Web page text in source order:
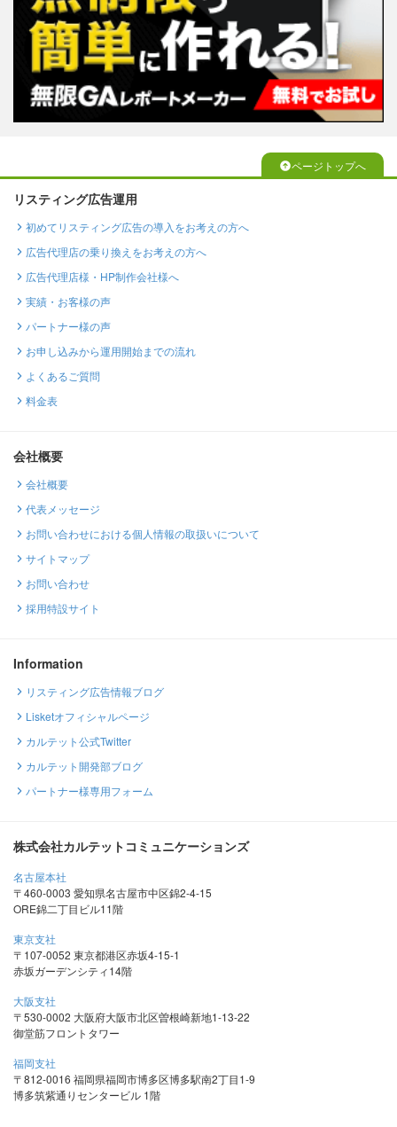
ページトップへ
リスティング広告運用
初めてリスティング広告の導入をお考えの方へ
広告代理店の乗り換えをお考えの方へ
広告代理店様・HP制作会社様へ
実績・お客様の声
パートナー様の声
お申し込みから運用開始までの流れ
よくあるご質問
料金表
会社概要
会社概要
代表メッセージ
お問い合わせにおける個人情報の取扱いについて
サイトマップ
お問い合わせ
採用特設サイト
Information
リスティング広告情報ブログ
Lisketオフィシャルページ
カルテット公式Twitter
カルテット開発部ブログ
パートナー様専用フォーム
株式会社カルテットコミュニケーションズ
名古屋本社
〒460-0003 愛知県名古屋市中区錦2-4-15
ORE錦二丁目ビル11階
東京支社
〒107-0052 東京都港区赤坂4-15-1
赤坂ガーデンシティ14階
大阪支社
〒530-0002 大阪府大阪市北区曽根崎新地1-13-22
御堂筋フロントタワー
福岡支社
〒812-0016 福岡県福岡市博多区博多駅南2丁目1-9
博多筑紫通りセンタービル 1階